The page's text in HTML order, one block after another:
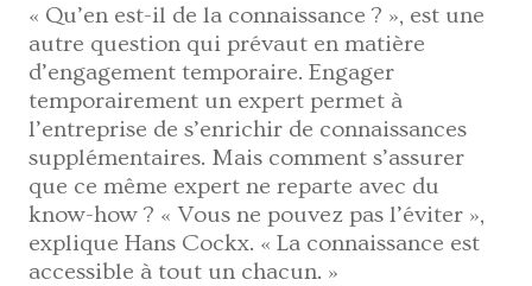
« Qu’en est-il de la connaissance ? », est une
autre question qui prévaut en matière
d’engagement temporaire. Engager
temporairement un expert permet à
l’entreprise de s’enrichir de connaissances
supplémentaires. Mais comment s’assurer
que ce même expert ne reparte avec du
know-how ? « Vous ne pouvez pas l’éviter »,
explique Hans Cockx. « La connaissance est
accessible à tout un chacun. »